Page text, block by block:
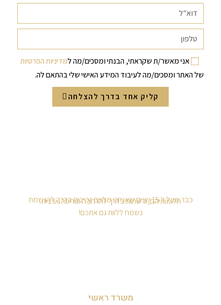
אני מאשר/ת שקראתי, הבנתי ומסכים/מה למדיניות הפרטיות
של האתר ומסכים/מה לעיבוד המידע האישי שלי בהתאם לה.
קליק אחד בדרך להצלחה
כבר מעל ל 15 שנים שאנחנו מלווים זכיינים בדרך להגשמת
חלומותיהם, ורשתות בדרך להרחבה ופריסה ארצית.
נשמח ללוות גם אתכם!
משרד ראשי